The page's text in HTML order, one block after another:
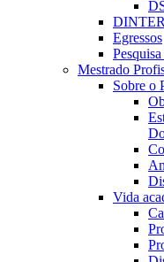
DINTER
Egressos
Mestrado
Sobre o
Vida